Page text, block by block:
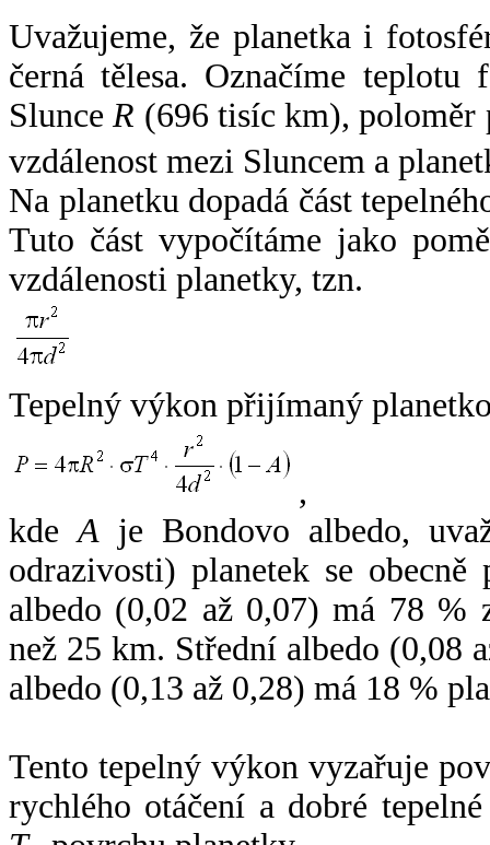
Uvažujeme, že planetka i
černá tělesa. Označíme
SlunceR (696 tisíc km),
vzdálenost mezi Sluncem a
Na planetku dopadá část
Tuto část vypočítáme jako
vzdálenosti planetky, tzn.
Tepelný výkon přijímaný
,
kdeA je Bondovo albedo,
odrazivosti) planetek se
albedo (0,02 až 0,07) má 78 %
než 25 km. Střední albedo (0,08
albedo (0,13 až 0,28) má 18 %
Tento tepelný výkon vyzařuje
rychlého otáčení a dobré